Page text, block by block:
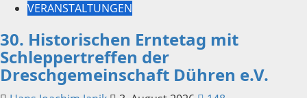
VERANSTALTUNGEN
30. Historischen Erntetag mit
Schleppertreffen der
Dreschgemeinschaft Dühren e.V.